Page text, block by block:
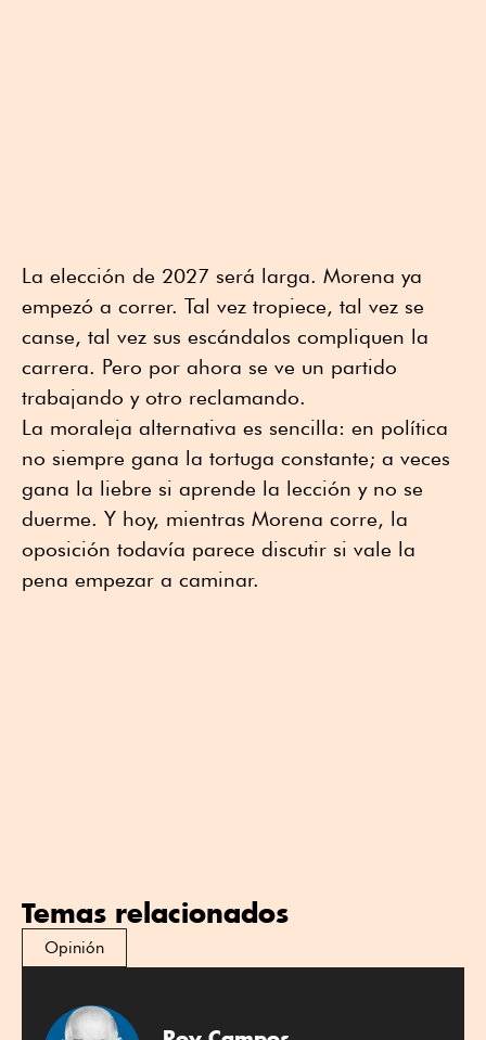
La elección de 2027 será larga. Morena ya
empezó a correr. Tal vez tropiece, tal vez se
canse, tal vez sus escándalos compliquen la
carrera. Pero por ahora se ve un partido
trabajando y otro reclamando.
La moraleja alternativa es sencilla: en política
no siempre gana la tortuga constante; a veces
gana la liebre si aprende la lección y no se
duerme. Y hoy, mientras Morena corre, la
oposición todavía parece discutir si vale la
pena empezar a caminar.
Temas relacionados
Opinión